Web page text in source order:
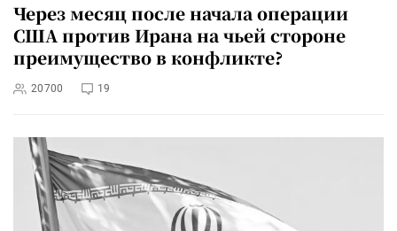
Через месяц после начала операции
США против Ирана на чьей стороне
преимущество в конфликте?
20700 19